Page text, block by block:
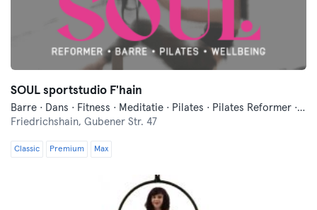
SOUL sportstudio F'hain
Barre · Dans · Fitness · Meditatie · Pilates · Pilates Reformer · Yoga
Friedrichshain, Gubener Str. 47
Classic Premium Max